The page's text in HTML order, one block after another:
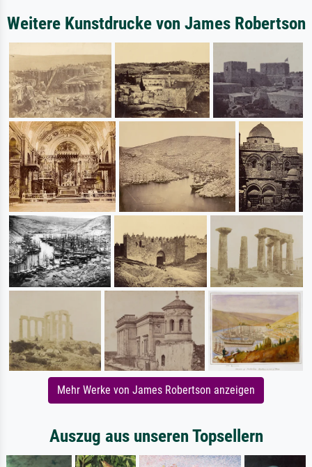
Weitere Kunstdrucke von James Robertson
Mehr Werke von James Robertson anzeigen
Auszug aus unseren Topsellern